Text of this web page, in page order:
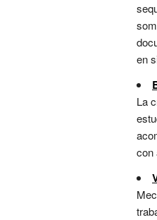
en
La
con